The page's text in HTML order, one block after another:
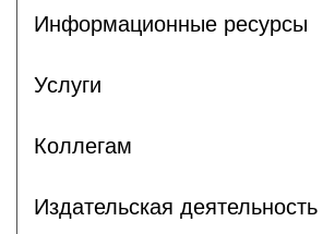
Информационные ресурсы
Услуги
Коллегам
Издательская деятельность